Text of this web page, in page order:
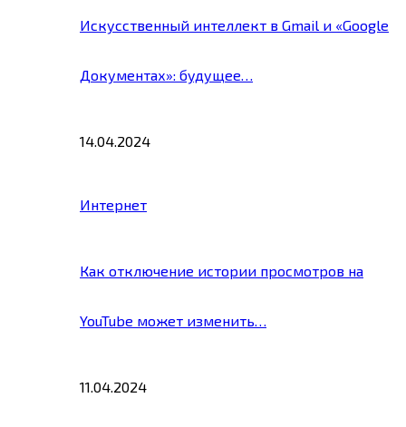
Искусственный интеллект в Gmail и «Google
Документах»: будущее…
14.04.2024
Интернет
Как отключение истории просмотров на
YouTube может изменить…
11.04.2024